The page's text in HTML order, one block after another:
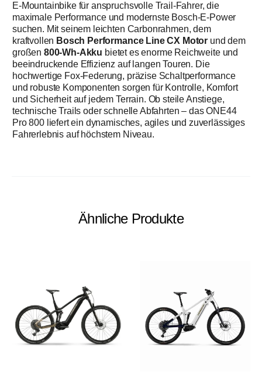
E‑Mountainbike für anspruchsvolle Trail‑Fahrer, die
maximale Performance und modernste Bosch‑E‑Power
suchen. Mit seinem leichten Carbonrahmen, dem
kraftvollen Bosch Performance Line CX Motor und dem
großen 800‑Wh‑Akku bietet es enorme Reichweite und
beeindruckende Effizienz auf langen Touren. Die
hochwertige Fox‑Federung, präzise Schaltperformance
und robuste Komponenten sorgen für Kontrolle, Komfort
und Sicherheit auf jedem Terrain. Ob steile Anstiege,
technische Trails oder schnelle Abfahrten – das ONE44
Pro 800 liefert ein dynamisches, agiles und zuverlässiges
Fahrerlebnis auf höchstem Niveau.
Ähnliche Produkte